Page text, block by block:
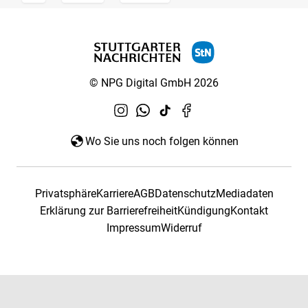
© NPG Digital GmbH 2026
Wo Sie uns noch folgen können
PrivatsphäreKarriereAGBDatenschutzMediadaten
Erklärung zur BarrierefreiheitKündigungKontakt
ImpressumWiderruf